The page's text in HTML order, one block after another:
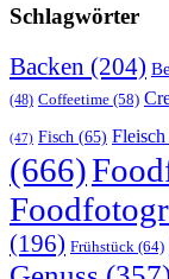
Schlagwörter
Backen (204)
(48) Coffeetime (58)
(47) Fisch (65) Fleisch
(666)
(196) Frühstück (64)